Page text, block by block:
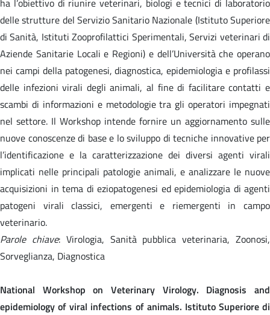
delle strutture del Servizio Sanitario Nazionale (Istituto Superiore
di Sanità, Istituti Zooprofilattici Sperimentali, Servizi veterinari di
Aziende Sanitarie Locali e Regioni) e dell’Università che operano
nei campi della patogenesi, diagnostica, epidemiologia e profilassi
delle infezioni virali degli animali, al fine di facilitare contatti e
scambi di informazioni e metodologie tra gli operatori impegnati
nel settore. Il Workshop intende fornire un aggiornamento sulle
nuove conoscenze di base e lo sviluppo di tecniche innovative per
l’identificazione e la caratterizzazione dei diversi agenti virali
implicati nelle principali patologie animali, e analizzare le nuove
acquisizioni in tema di eziopatogenesi ed epidemiologia di agenti
patogeni virali classici, emergenti e riemergenti in campo
veterinario.
Parole chiave: Virologia, Sanità pubblica veterinaria, Zoonosi,
Sorveglianza, Diagnostica
National Workshop on Veterinary Virology. Diagnosis and
epidemiology of viral infections of animals. Istituto Superiore di